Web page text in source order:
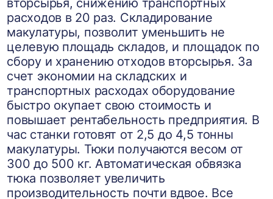
вторсырья, снижению транспортных
расходов в 20 раз. Складирование
макулатуры, позволит уменьшить не
целевую площадь складов, и площадок по
сбору и хранению отходов вторсырья. За
счет экономии на складских и
транспортных расходах оборудование
быстро окупает свою стоимость и
повышает рентабельность предприятия. В
час станки готовят от 2,5 до 4,5 тонны
макулатуры. Тюки получаются весом от
300 до 500 кг. Автоматическая обвязка
тюка позволяет увеличить
производительность почти вдвое. Все